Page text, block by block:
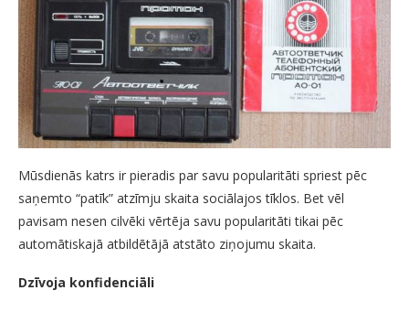
Mūsdienās katrs ir pieradis par savu popularitāti spriest pēc
saņemto “patīk” atzīmju skaita sociālajos tīklos. Bet vēl
pavisam nesen cilvēki vērtēja savu popularitāti tikai pēc
automātiskajā atbildētājā atstāto ziņojumu skaita.
Dzīvoja konfidenciāli